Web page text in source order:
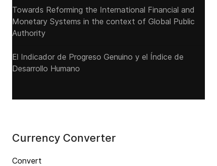
Towards Reforming the International Financial and
Monetary Systems in the context of Global Public
Authority
El Indicador de Progreso Genuino y el Índice de
Desarrollo Humano
Currency Converter
Convert